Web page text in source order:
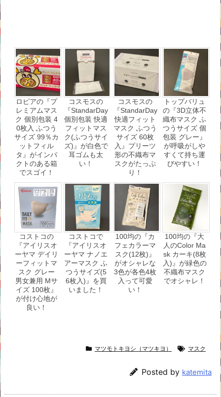
ロピアの『プ
レミアムマス
ク 個別包装 4
0枚入 ふつう
サイズ 99％カ
ットフィル
タ』がインパ
クトのある箱
でスゴイ！
コスモスの
『StandarDay
個別包装 快適
フィットマス
ク(ふつうサイ
ズ)』が白色で
耳ゴムも太
い！
コスモスの
『StandarDay
快適フィット
マスク ふつう
サイズ 60枚
入』プリーツ
形の不織布マ
スクがたっぷ
り！
トップバリュ
の『3D立体不
織布マスク ふ
つうサイズ 個
包装 グレー』
が呼吸がしや
すくて持ち運
びやすい！
コストコの
『アイリスオ
ーヤマ デイリ
ーフィットマ
スク グレー
男女兼用 Mサ
イズ 100枚』
が付け心地が
良い！
コストコで
『アイリスオ
ーヤマ ナノエ
アーマスク ふ
つうサイズ(5
6枚入)』を買
いました！
100均の『カ
フェカラーマ
スク(12枚)』
がオシャレな
3色が各色4枚
入って可愛
い！
100均の『大
人のColor Ma
sk カーキ(8枚
入)』が緑色の
不織布マスク
でオシャレ！
マツモトキヨシ（マツキヨ） マスク
Posted by katemita